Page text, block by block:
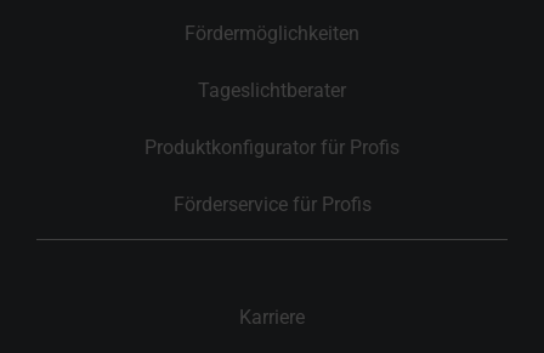
Fördermöglichkeiten
Tageslichtberater
Produktkonfigurator für Profis
Förderservice für Profis
Karriere